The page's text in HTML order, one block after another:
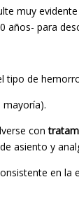
muy
años- para
tipo de
mayoría).
con
asiento y
en la